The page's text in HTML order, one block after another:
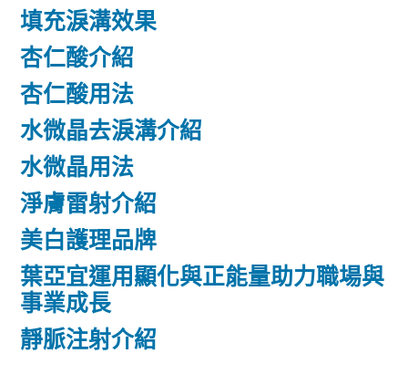
填充淚溝效果
杏仁酸介紹
杏仁酸用法
水微晶去淚溝介紹
水微晶用法
淨膚雷射介紹
美白護理品牌
葉亞宜運用顯化與正能量助力職場與
事業成長
靜脈注射介紹